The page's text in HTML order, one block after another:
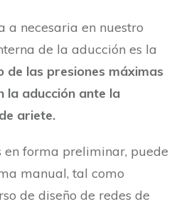
a necesaria en nuestro
de la aducción es la
de las presiones máximas
la aducción ante la
ariete.
en forma preliminar, puede
manual, tal como
de diseño de redes de